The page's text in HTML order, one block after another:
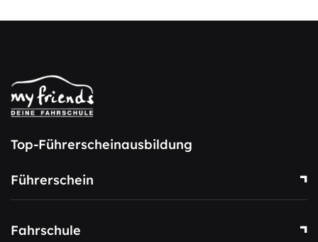
Top-Führerscheinausbildung
Führerschein
Fahrschule